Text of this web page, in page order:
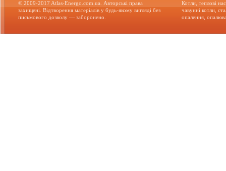
© 2009-2017 Atlas-Energo.com.ua. Авторські права
захищені. Відтворення матеріалів у будь-якому вигляді без
письмового дозволу — заборонено.
Котли, теплові
чавунні котли,
опалення,